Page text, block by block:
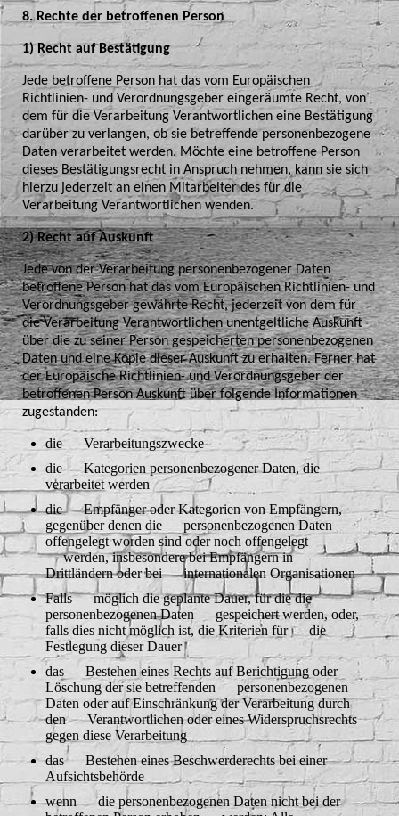
8. Rechte der betroffenen Person
1) Recht auf Bestätigung
Jede betroffene Person hat das vom Europäischen
Richtlinien- und Verordnungsgeber eingeräumte Recht, von
dem für die Verarbeitung Verantwortlichen eine Bestätigung
darüber zu verlangen, ob sie betreffende personenbezogene
Daten verarbeitet werden. Möchte eine betroffene Person
dieses Bestätigungsrecht in Anspruch nehmen, kann sie sich
hierzu jederzeit an einen Mitarbeiter des für die
Verarbeitung Verantwortlichen wenden.
2) Recht auf Auskunft
Jede von der Verarbeitung personenbezogener Daten
betroffene Person hat das vom Europäischen Richtlinien- und
Verordnungsgeber gewährte Recht, jederzeit von dem für
die Verarbeitung Verantwortlichen unentgeltliche Auskunft
über die zu seiner Person gespeicherten personenbezogenen
Daten und eine Kopie dieser Auskunft zu erhalten. Ferner hat
der Europäische Richtlinien- und Verordnungsgeber der
betroffenen Person Auskunft über folgende Informationen
zugestanden:
die Verarbeitungszwecke
die Kategorien personenbezogener Daten, die
verarbeitet werden
die Empfänger oder Kategorien von Empfängern,
gegenüber denen die personenbezogenen Daten
offengelegt worden sind oder noch offengelegt
werden, insbesondere bei Empfängern in
Drittländern oder bei internationalen Organisationen
Falls möglich die geplante Dauer, für die die
personenbezogenen Daten gespeichert werden, oder,
falls dies nicht möglich ist, die Kriterien für die
Festlegung dieser Dauer
das Bestehen eines Rechts auf Berichtigung oder
Löschung der sie betreffenden personenbezogenen
Daten oder auf Einschränkung der Verarbeitung durch
den Verantwortlichen oder eines Widerspruchsrechts
gegen diese Verarbeitung
das Bestehen eines Beschwerderechts bei einer
Aufsichtsbehörde
wenn die personenbezogenen Daten nicht bei der